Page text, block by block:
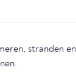
stranden